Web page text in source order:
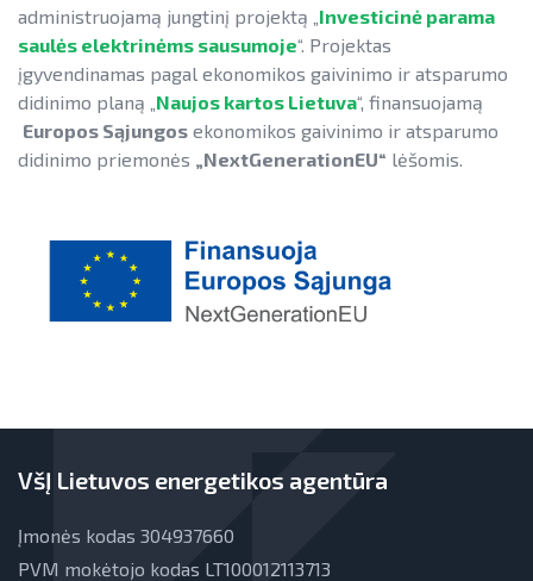
administruojamą jungtinį projektą „ Investicinė parama
saulės elektrinėms sausumoje“. Projektas
įgyvendinamas pagal ekonomikos gaivinimo ir atsparumo
didinimo planą „ Naujos kartos Lietuva“, finansuojamą
Europos Sąjungos ekonomikos gaivinimo ir atsparumo
didinimo priemonės
„NextGenerationEU“ lėšomis.
VšĮ Lietuvos energetikos agentūra
Įmonės kodas 304937660
PVM mokėtojo kodas LT100012113713